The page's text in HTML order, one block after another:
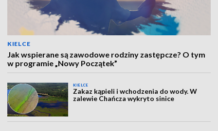
KIELCE
Jak wspierane są zawodowe rodziny zastępcze? O tym
w programie „Nowy Początek”
KIELCE
Zakaz kąpieli i wchodzenia do wody. W
zalewie Chańcza wykryto sinice